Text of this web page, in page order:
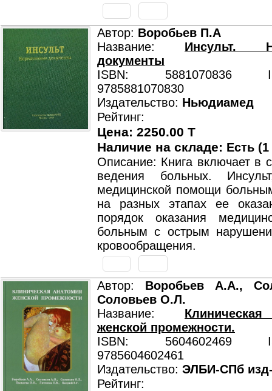
Автор: Воробьев П.А
Название: Инсульт.
документы
ISBN: 5881070836
9785881070830
Издательство: Ньюдиамед
Рейтинг:
Цена: 2250.00 T
Наличие на складе: Есть
Описание: Книга включает в
ведения больных.
медицинской помощи
на разных этапах ее
порядок оказания
больным с острым
кровообращения.
Автор: Воробьев А.А.,
Соловьев О.Л.
Название:
женской промежности.
ISBN: 5604602469
9785604602461
Издательство: ЭЛБИ-СПб
Рейтинг: